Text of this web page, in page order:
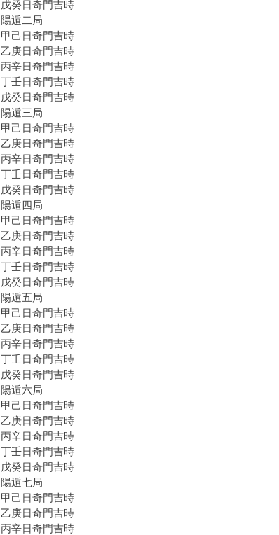
戊癸日奇門吉時
陽遁二局
甲己日奇門吉時
乙庚日奇門吉時
丙辛日奇門吉時
丁壬日奇門吉時
戊癸日奇門吉時
陽遁三局
甲己日奇門吉時
乙庚日奇門吉時
丙辛日奇門吉時
丁壬日奇門吉時
戊癸日奇門吉時
陽遁四局
甲己日奇門吉時
乙庚日奇門吉時
丙辛日奇門吉時
丁壬日奇門吉時
戊癸日奇門吉時
陽遁五局
甲己日奇門吉時
乙庚日奇門吉時
丙辛日奇門吉時
丁壬日奇門吉時
戊癸日奇門吉時
陽遁六局
甲己日奇門吉時
乙庚日奇門吉時
丙辛日奇門吉時
丁壬日奇門吉時
戊癸日奇門吉時
陽遁七局
甲己日奇門吉時
乙庚日奇門吉時
丙辛日奇門吉時